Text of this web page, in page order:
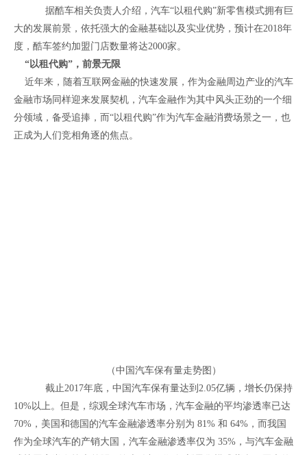
据酷车相关负责人介绍，汽车“以租代购”新零售模式拥有巨
大的发展前景，依托强大的金融基础以及实业优势，预计在2018年
度，酷车签约加盟门店数量将达2000家。
“以租代购”，前景无限
近年来，随着互联网金融的快速发展，作为金融周边产业的汽车
金融市场同样迎来发展契机，汽车金融作为其中风头正劲的一个细
分领域，备受追捧，而“以租代购”作为汽车金融消费场景之一，也
正成为人们竞相角逐的焦点。
（中国汽车保有量走势图）
截止2017年底，中国汽车保有量达到2.05亿辆，增长仍保持
10%以上。但是，综观全球汽车市场，汽车金融的平均渗透率已达
70%，美国和德国的汽车金融渗透率分别为 81% 和 64%，而我国
作为全球汽车的产销大国，汽车金融渗透率仅为 35%，与汽车金融